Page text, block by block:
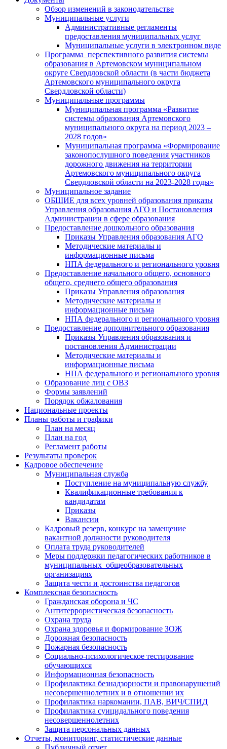
Обзор изменений в законодательстве
Муниципальные услуги
Административные регламенты
предоставления муниципальных услуг
Муниципальные услуги в электронном виде
Программа перспективного развития системы
образования в Артемовском муниципальном
округе Свердловской области (в части бюджета
Артемовского муниципального округа
Свердловской области)
Муниципальные программы
Муниципальная программа «Развитие
системы образования Артемовского
муниципального округа на период 2023 –
2028 годов»
Муниципальная программа «Формирование
законопослушного поведения участников
дорожного движения на территории
Артемовского муниципального округа
Свердловской области на 2023-2028 годы»
Муниципальное задание
ОБЩИЕ для всех уровней образования приказы
Управления образования АГО и Постановления
Администрации в сфере образования
Предоставление дошкольного образования
Приказы Управления образования АГО
Методические материалы и
информационные письма
НПА федерального и регионального уровня
Предоставление начального общего, основного
общего, среднего общего образования
Приказы Управления образования
Методические материалы и
информационные письма
НПА федерального и регионального уровня
Предоставление дополнительного образования
Приказы Управления образования и
постановления Администрации
Методические материалы и
информационные письма
НПА федерального и регионального уровня
Образование лиц с ОВЗ
Формы заявлений
Порядок обжалования
Национальные проекты
Планы работы и графики
План на месяц
План на год
Регламент работы
Результаты проверок
Кадровое обеспечение
Муниципальная служба
Поступление на муниципальную службу
Квалификационные требования к
кандидатам
Приказы
Вакансии
Кадровый резерв, конкурс на замещение
вакантной должности руководителя
Оплата труда руководителей
Меры поддержки педагогических работников в
муниципальных общеобразовательных
организациях
Защита чести и достоинства педагогов
Комплексная безопасность
Гражданская оборона и ЧС
Антитеррористическая безопасность
Охрана труда
Охрана здоровья и формирование ЗОЖ
Дорожная безопасность
Пожарная безопасность
Социально-психологическое тестирование
обучающихся
Информационная безопасность
Профилактика безнадзорности и правонарушений
несовершеннолетних и в отношении их
Профилактика наркомании, ПАВ, ВИЧ/СПИД
Профилактика суицидального поведения
несовершеннолетних
Защита персональных данных
Отчеты, мониторинг, статистические данные